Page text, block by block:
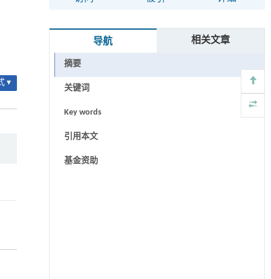
▾
导航 相关文章
摘要
关键词
Key words
引用本文
基金资助